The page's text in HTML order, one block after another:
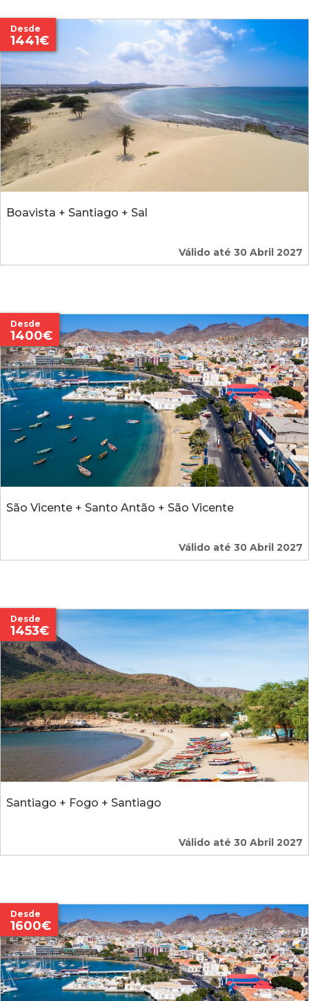
Boavista + Santiago + Sal
Desde
1441€
Válido até 30 Abril 2027
São Vicente + Santo Antão + São Vicente
Desde
1400€
Válido até 30 Abril 2027
Santiago + Fogo + Santiago
Desde
1453€
Válido até 30 Abril 2027
Desde
1600€